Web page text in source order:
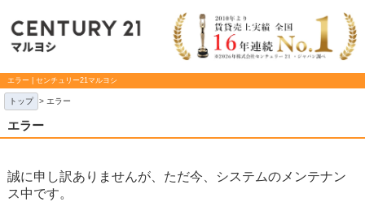
エラー | センチュリー21マルヨシ
トップ > エラー
エラー
誠に申し訳ありませんが、ただ今、システムのメンテナン
ス中です。